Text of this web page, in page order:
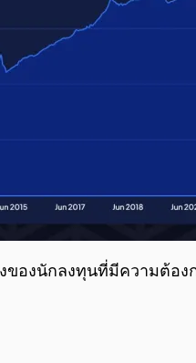
องนักลงทุนที่มีความต้อ